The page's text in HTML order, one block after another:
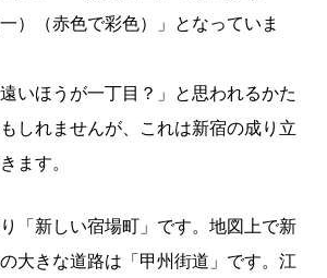
）（赤色で彩色）」となっていま
いほうが一丁目？」と思われるかた
しれませんが、これは新宿の成り立
ます。
「新しい宿場町」です。地図上で新
大きな道路は「甲州街道」です。江